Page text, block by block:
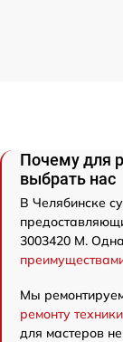
Почему для
выбрать нас
В Челябинске
3003420 M.
Мы
ремонту
для мастеров